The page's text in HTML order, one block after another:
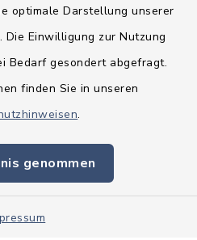
optimale Darstellung unserer
Die Einwilligung zur Nutzung
Bedarf gesondert abgefragt.
finden Sie in unseren
.
genommen